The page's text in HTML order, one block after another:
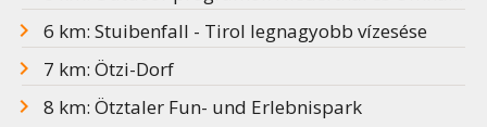
6 km: Stuibenfall - Tirol legnagyobb vízesése
7 km: Ötzi-Dorf
8 km: Ötztaler Fun- und Erlebnispark